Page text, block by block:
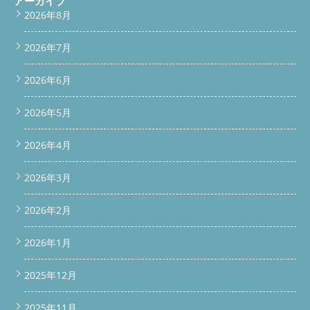
window.addEventListener('scroll', function() { const scrollBar =
document.getElementById('scroll-bar'); if(window.scrollY > 100)
scrollBar.classList.add('show'); } else {
scrollBar.classList.remove('show'); } }); 続きを読む
えた技術研修を常時実施中なので、安心してお任せいただけま
す。 お問い合わせ・ご予約は簡単！
をタップして電話する
メールで問い合わせ
katsu.294019@gmail.com
LINEはこちらから よくある質問（Q&A） Q1. 分解清掃ってどれ
くらい時間がかかるの？ A. 約2〜3時間ほどで完了します。機種
や設置状況によって若干変わります。 Q2. 壊れている部分も直せ
ますか？ A. 修理も対応可能です。部品の在庫があればその場
で、ない場合は取り寄せて後日対応になります。 Q3. 清掃のタイ
ミングは売却直前がいい？ A. できれば内覧前に済ませておくの
がベスト。第一印象が良くなるので、成約につながりやすくなり
ます。 Q4. 出張費はかかりますか？ A. 西東京市は出張費無料エ
Q5. 夜でも対応してもらえる？ A. 事前予約いただければ、夜間対
応も可能です！引っ越し直前の忙しいタイミングでもご相談くだ
さい。 最後に｜マンション売却時こそ洗濯機に目を向けて！ 売
却する家に洗濯機を置いていくなら、キレイな状態で次の人にバ
きにくい困りごと」に寄り添います。 西東京市でドラム洗濯機
の分解クリーニングをお探しの方、日立 BD-SX110Fの内部まで
しっかりキレイにしたい方は、ぜひ一度ご相談ください！ 公式
2026年8月
2026年7月
2026年6月
2026年5月
2026年4月
2026年3月
2026年2月
2026年1月
2025年12月